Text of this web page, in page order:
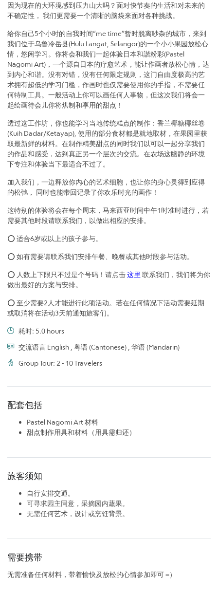
因为现在的大环境感到压力山大吗？面对快节奏的生活和对未来的
不确定性， 我们更需要一个清晰的脑袋来面对各种挑战。
给你自己5个小时的自我时间“me time”暂时脱离吵杂的城市，来到
我们位于乌鲁冷岳县(Hulu Langat, Selangor)的一个小小果园放松心
情，悠闲学习。你将会和我们一起体验日本和諧粉彩(Pastel
Nagomi Art)，一个源自日本的疗愈艺术，能让作画者放松心情，达
到内心和谐。没有对错，没有任何限定规则，这门自由度极高的艺
术拥有超低的学习门槛，作画时也仅需要使用你的手指，不需要任
何特制工具。一般活动上你可以画任何人事物，但这次我们将会一
起绘画待会儿你将烘制和享用的甜点！
透过这工作坊，你也能学习当地传统糕点的制作：香兰椰糖椰丝卷
(Kuih Dadar/Ketayap), 使用的部分食材都是就地取材，在果园里获
取最新鲜的材料。在制作精美甜点的同时我们以可以一起分享我们
的作品和感受，达到真正另一个层次的交流。在农场这幽静的环境
下专注和体验当下最适合不过了。
加入我们，一边释放你内心的艺术细胞，也让你的身心灵得到应得
的松弛， 同时也能带回记录了你欢乐时光的画作！
这特别的体验将会在每个周末，马来西亚时间中午1时准时进行，若
需要其他时段请联系我们，以做出相应的安排。
⭕ 适合6岁或以上的孩子参与。
⭕ 如有需要请联系我们安排午餐、晚餐或其他时段参与活动。
⭕ 人数上下限只不过是个号码！请点击这里 联系我们，我们将为你
做出最好的方案与安排。
⭕ 至少需要2人才能进行此项活动。若在任何情况下活动需要延期
或取消将在活动3天前通知旅客们。
耗时: 5.0 hours
交流语言 English , 粤语 (Cantonese) , 华语 (Mandarin)
Group Tour: 2 - 10 Travelers
配套包括
Pastel Nagomi Art 材料
甜点制作用具和材料（用具需归还）
旅客须知
自行安排交通。
可寻求园主同意，采摘园内蔬果。
无需任何艺术，设计或烹饪背景。
需要携带
无需准备任何材料，带着愉快及放松的心情参加即可 =）